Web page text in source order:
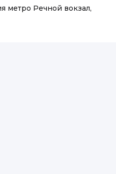
метро Речной вокзал,